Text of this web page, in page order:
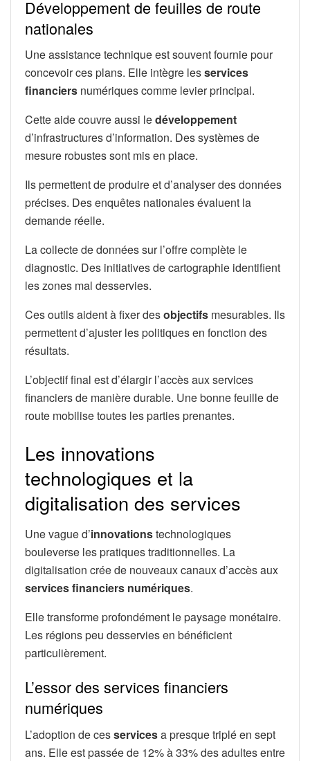
Développement de feuilles de route
nationales
Une assistance technique est souvent fournie pour
concevoir ces plans. Elle intègre lesservices
financiers numériques comme levier principal.
Cette aide couvre aussi ledéveloppement
d’infrastructures d’information. Des systèmes de
mesure robustes sont mis en place.
Ils permettent de produire et d’analyser des données
précises. Des enquêtes nationales évaluent la
demande réelle.
La collecte de données sur l’offre complète le
diagnostic. Des initiatives de cartographie identifient
les zones mal desservies.
Ces outils aident à fixer desobjectifs mesurables. Ils
permettent d’ajuster les politiques en fonction des
résultats.
L’objectif final est d’élargir l’accès aux services
financiers de manière durable. Une bonne feuille de
route mobilise toutes les parties prenantes.
Les innovations
technologiques et la
digitalisation des services
Une vague d’innovationstechnologiques
bouleverse les pratiques traditionnelles. La
digitalisation crée de nouveaux canaux d’accès aux
services financiers numériques.
Elle transforme profondément le paysage monétaire.
Les régions peu desservies en bénéficient
particulièrement.
L’essor des services financiers
numériques
L’adoption de cesservicesa presque triplé en sept
ans. Elle est passée de 12% à 33% des adultes entre